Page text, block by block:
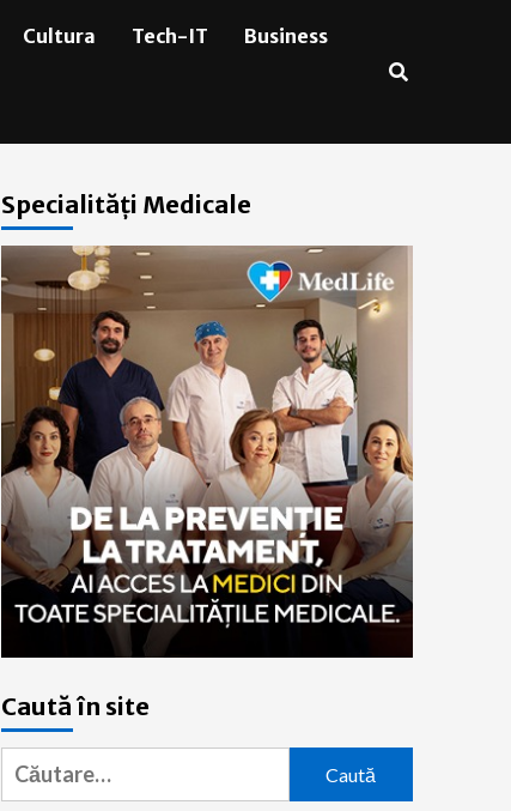
Cultura Tech-IT Business
Specialități Medicale
Caută în site
Caută
după: